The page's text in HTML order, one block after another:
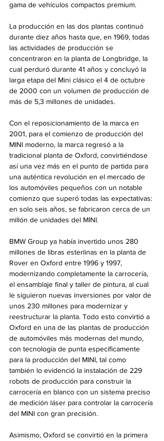
gama de vehículos compactos premium.
La producción en las dos plantas continuó
durante diez años hasta que, en 1969, todas
las actividades de producción se
concentraron en la planta de Longbridge, la
cual perduró durante 41 años y concluyó la
larga etapa del Mini clásico el 4 de octubre
de 2000 con un volumen de producción de
más de 5,3 millones de unidades.
Con el reposicionamiento de la marca en
2001, para el comienzo de producción del
MINI moderno, la marca regresó a la
tradicional planta de Oxford, convirtiéndose
así una vez más en el punto de partida para
una auténtica revolución en el mercado de
los automóviles pequeños con un notable
comienzo que superó todas las expectativas:
en solo seis años, se fabricaron cerca de un
millón de unidades del MINI.
BMW Group ya había invertido unos 280
millones de libras esterlinas en la planta de
Rover en Oxford entre 1996 y 1997,
modernizando completamente la carrocería,
el ensamblaje final y taller de pintura, al cual
le siguieron nuevas inversiones por valor de
unos 230 millones para modernizar y
reestructurar la planta. Todo esto convirtió a
Oxford en una de las plantas de producción
de automóviles más modernas del mundo,
con tecnología de punta específicamente
para la producción del MINI, tal como
también lo evidenció la instalación de 229
robots de producción para construir la
carrocería en blanco con un sistema preciso
de medición láser para controlar la carrocería
del MINI con gran precisión.
Asimismo, Oxford se convirtió en la primera